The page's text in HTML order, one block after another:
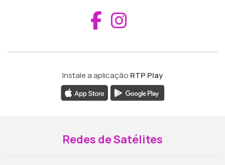
Aceder ao
Instale a aplicação RTP Play
Redes de Satélites